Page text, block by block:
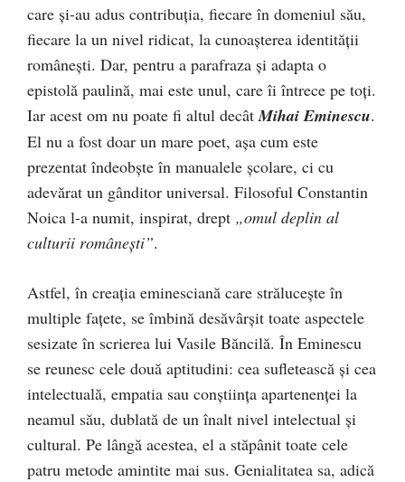
care şi-au adus contribuţia, fiecare în domeniul său,
fiecare la un nivel ridicat, la cunoaşterea identităţii
româneşti. Dar, pentru a parafraza şi adapta o
epistolă paulină, mai este unul, care îi întrece pe toţi.
Iar acest om nu poate fi altul decâtMihai Eminescu.
El nu a fost doar un mare poet, aşa cum este
prezentat îndeobşte în manualele şcolare, ci cu
adevărat un gânditor universal. Filosoful Constantin
Noica l-a numit, inspirat, drept „omul deplin al
culturii româneşti”.
Astfel, în creaţia eminesciană care străluceşte în
multiple faţete, se îmbină desăvârşit toate aspectele
sesizate în scrierea lui Vasile Băncilă. În Eminescu
se reunesc cele două aptitudini: cea sufletească şi cea
intelectuală, empatia sau conştiinţa apartenenţei la
neamul său, dublată de un înalt nivel intelectual şi
cultural. Pe lângă acestea, el a stăpânit toate cele
patru metode amintite mai sus. Genialitatea sa, adică